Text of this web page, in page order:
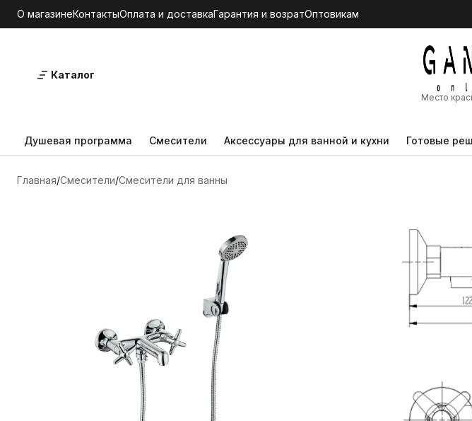
О магазинеКонтактыОплата и доставкаГарантия и возратОптовикам
Каталог
Место
Душевая программа Смесители Аксессуары для ванной и кухни Готовые
Главная Смесители Смесители для ванны